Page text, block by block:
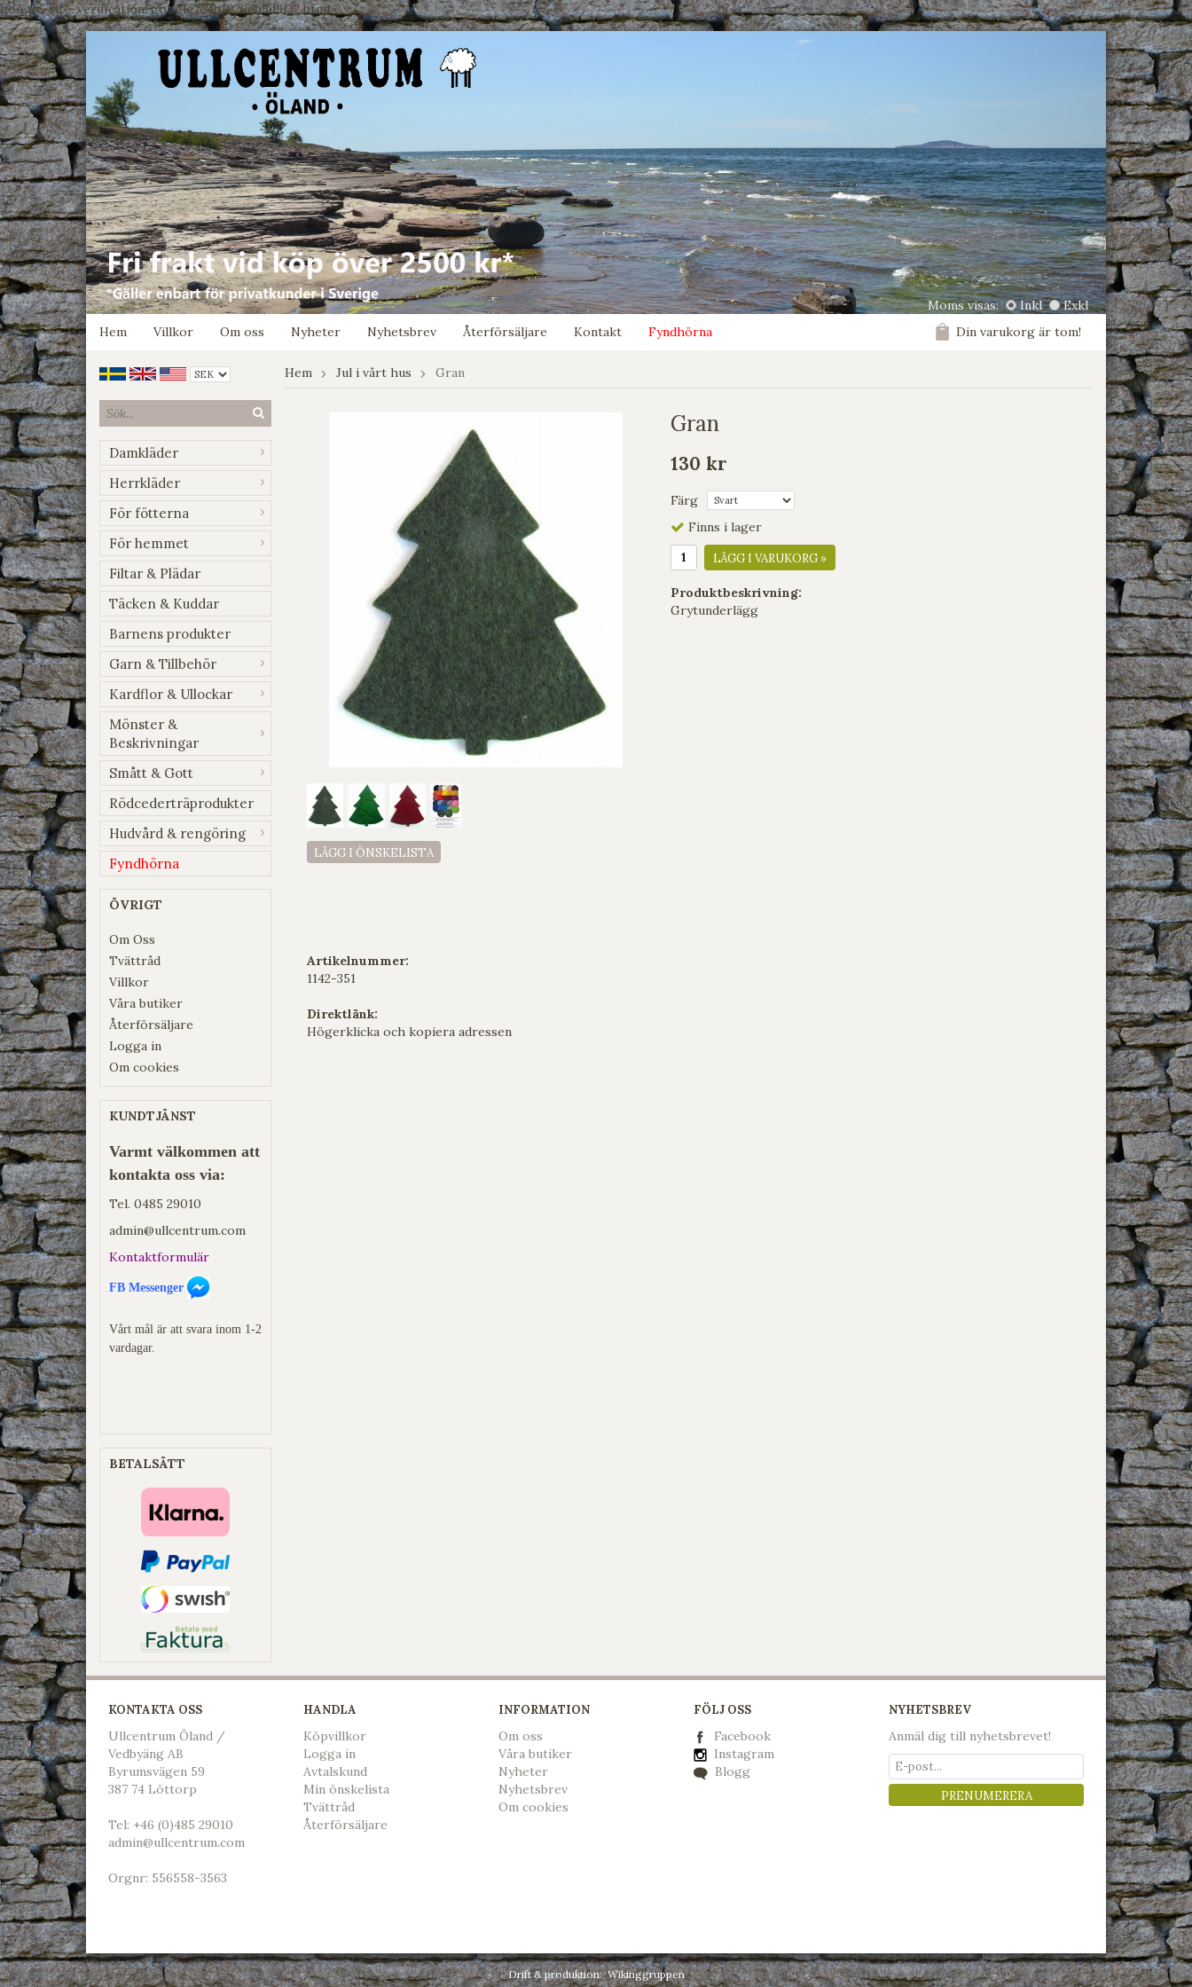
google-site-verification: google7e4b1026db5d9f32.html
Moms visas: Inkl
Exkl
Hem
Villkor Om oss Nyheter Nyhetsbrev Återförsäljare Kontakt Fyndhörna Din varukorg är tom!
Damkläder
Herrkläder
För fötterna
För hemmet
Filtar & Plädar
Täcken & Kuddar
Barnens produkter
Garn & Tillbehör
Kardflor & Ullockar
Mönster &
Beskrivningar
Smått & Gott
Rödcederträprodukter
Hudvård & rengöring
Fyndhörna
ÖVRIGT
Om Oss
Tvättråd
Villkor
Våra butiker
Återförsäljare
Logga in
Om cookies
KUNDTJÄNST
Varmt välkommen att
kontakta oss via:
Tel. 0485 29010
admin@ullcentrum.com
Kontaktformulär
FB Messenger
Vårt mål är att svara inom 1-2
vardagar.
BETALSÄTT
Hem Jul i vårt hus Gran
LÄGG I ÖNSKELISTA
Artikelnummer:
1142-351
Direktlänk:
Högerklicka och kopiera adressen
Gran
130 kr
Färg
Finns i lager
LÄGG I VARUKORG »
Produktbeskrivning:
Grytunderlägg
KONTAKTA OSS
Ullcentrum Öland /
Vedbyäng AB
Byrumsvägen 59
387 74 Löttorp
Tel: +46 (0)485 29010
admin@ullcentrum.com
Orgnr: 556558-3563
HANDLA
Köpvillkor
Logga in
Avtalskund
Min önskelista
Tvättråd
Återförsäljare
INFORMATION
Om oss
Våra butiker
Nyheter
Nyhetsbrev
Om cookies
FÖLJ OSS
Facebook
Instagram
Blogg
NYHETSBREV
Anmäl dig till nyhetsbrevet!
PRENUMERERA
Drift & produktion:Wikinggruppen